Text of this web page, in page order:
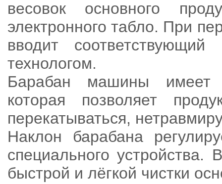
весовок основного
электронного табло. При
вводит
технологом.
Барабан машины имеет
которая позволяет
перекатываться,
Наклон барабана
специального
быстрой и лёгкой чистки